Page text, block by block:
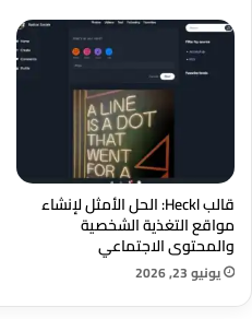
قالب Heckl: الحل الأمثل لإنشاء
مواقع التغذية الشخصية
والمحتوى الاجتماعي
يونيو 23, 2026